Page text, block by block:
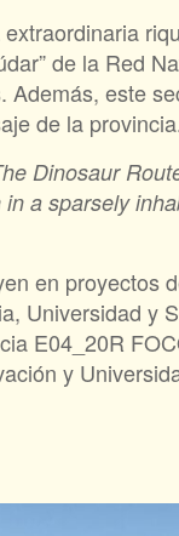
de la Red
este
de la
Dinosaur
a sparsely
en proyectos
Universidad y
E04_20R
y